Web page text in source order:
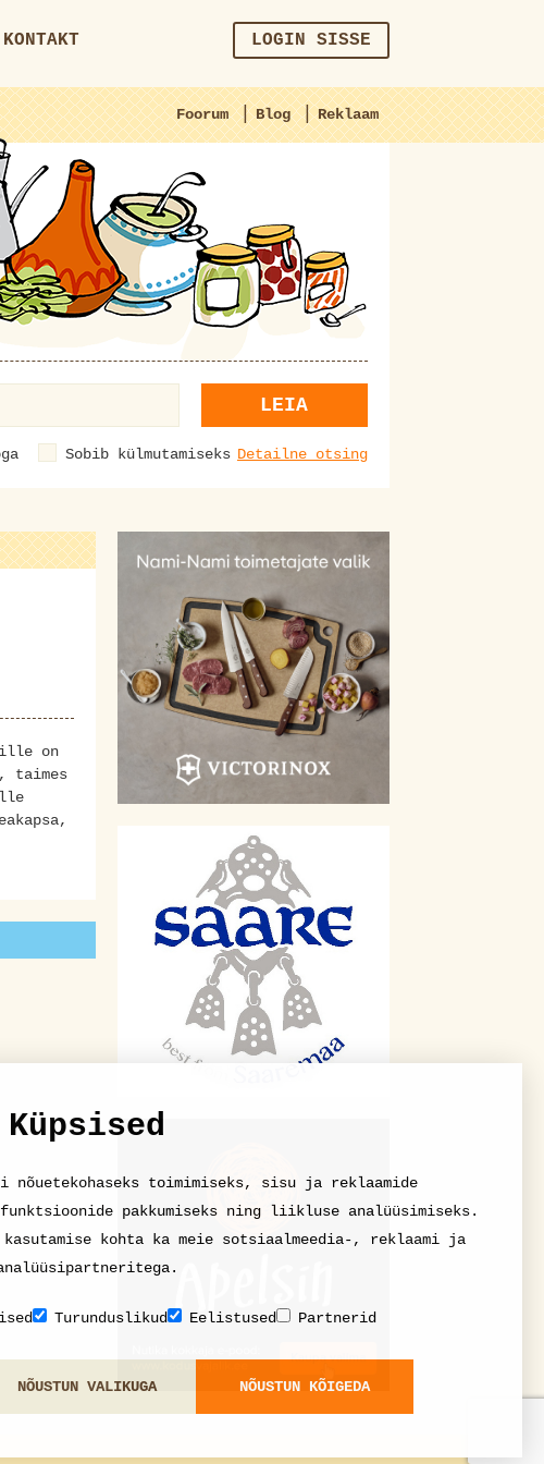
KONTAKT LOGIN SISSE
Foorum | Blog | Reklaam
LEIA
Sobib külmutamiseks Detailne otsing
on
taimes
Küpsised
nõuetekohaseks toimimiseks, sisu ja reklaamide
pakkumiseks ning liikluse analüüsimiseks.
kohta ka meie sotsiaalmeedia-, reklaami ja
Turunduslikud Eelistused Partnerid
NÕUSTUN VALIKUGA NÕUSTUN KÕIGEDA